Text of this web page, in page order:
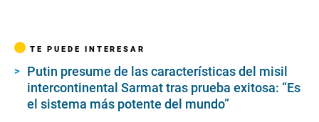
TE PUEDE INTERESAR
Putin presume de las características del misil
intercontinental Sarmat tras prueba exitosa: “Es
el sistema más potente del mundo”